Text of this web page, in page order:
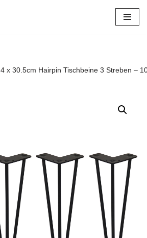
4 x 30.5cm Hairpin Tischbeine 3 Streben –